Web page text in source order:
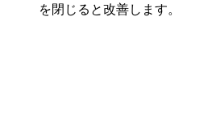
を閉じると改善します。